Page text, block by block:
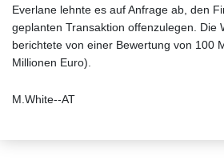
Everlane lehnte es auf Anfrage ab, den
geplanten Transaktion offenzulegen. Die
berichtete von einer Bewertung von 100
Millionen Euro).
M.White--AT